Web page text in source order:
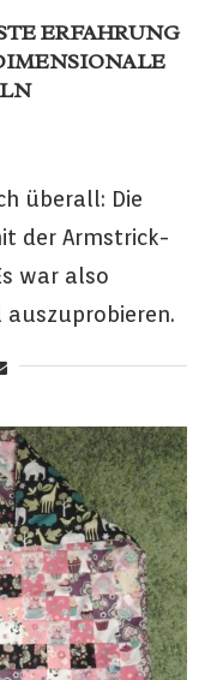
ERFAHRUNG
überall: Die
der Armstrick-
war also
auszuprobieren.